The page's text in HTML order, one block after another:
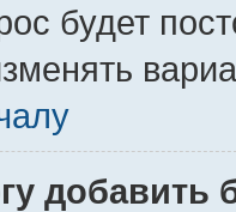
будет
добавить